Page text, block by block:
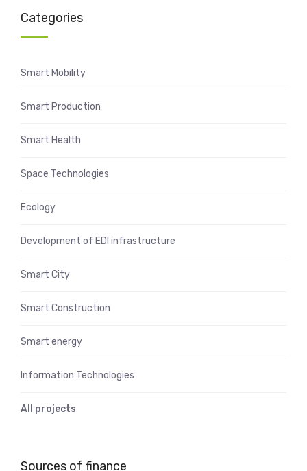
Categories
Smart Mobility
Smart Production
Smart Health
Space Technologies
Ecology
Development of EDI infrastructure
Smart City
Smart Construction
Smart energy
Information Technologies
All projects
Sources of finance